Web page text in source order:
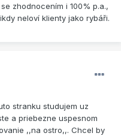
zhodnocením i 100% p.a.,
neloví klienty jako rybáři.
stranku studujem uz
a priebezne uspesnom
,,na ostro,,. Chcel by